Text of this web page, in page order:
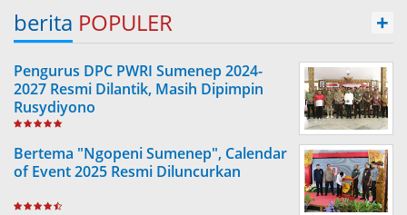
berita POPULER +
Pengurus DPC PWRI Sumenep 2024-
2027 Resmi Dilantik, Masih Dipimpin
Rusydiyono
Bertema "Ngopeni Sumenep", Calendar
of Event 2025 Resmi Diluncurkan